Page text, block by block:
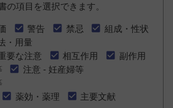
の項目を選択できます。
警告 禁忌
組成・性状
・用量
要な注意 相互作用
副作用
注意 - 妊産婦等
薬効・薬理 主要文献